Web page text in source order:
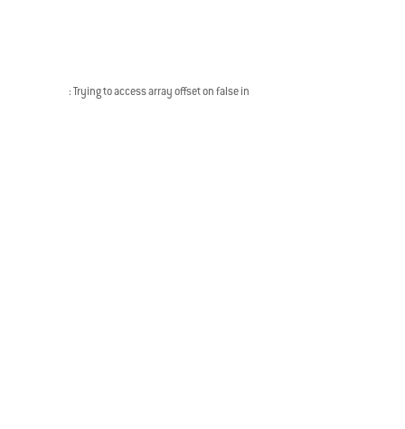
: Trying to access array offset on false in